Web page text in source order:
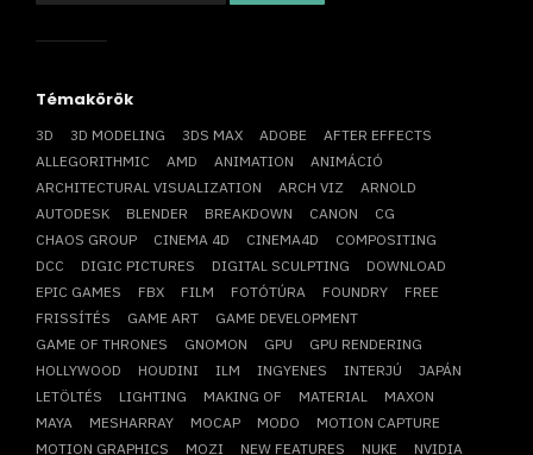
Témakörök
3D 3D MODELING 3DS MAX ADOBE
AFTER EFFECTS
ALLEGORITHMIC
AMD ANIMATION
ANIMÁCIÓ
ARCHITECTURAL VISUALIZATION
ARCH VIZ
ARNOLD
AUTODESK
BLENDER BREAKDOWN CANON
CG
CHAOS GROUP
CINEMA 4D CINEMA4D
COMPOSITING
DCC
DIGIC PICTURES DIGITAL SCULPTING
DOWNLOAD
EPIC GAMES
FBX FILM FOTÓTÚRA FOUNDRY
FREE
FRISSÍTÉS
GAME ART
GAME DEVELOPMENT
GAME OF THRONES
GNOMON GPU
GPU RENDERING
HOLLYWOOD
HOUDINI ILM INGYENES INTERJÚ
JAPÁN
LETÖLTÉS
LIGHTING MAKING OF MATERIAL
MAXON
MAYA
MESHARRAY MOCAP MODO
MOTION CAPTURE
MOTION GRAPHICS
MOZI NEW FEATURES NUKE NVIDIA